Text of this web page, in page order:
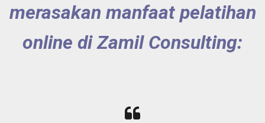
merasakan manfaat pelatihan
online di Zamil Consulting: